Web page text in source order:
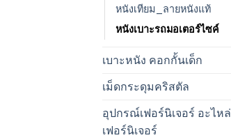
หนังเทียม_ลายหนังแท้
หนังเบาะรถมอเตอร์ไซค์
เบาะหนัง คอกกั้นเด็ก
เม็ดกระดุมคริสตัล
อุปกรณ์เฟอร์นิเจอร์ อะไหล่
เฟอร์นิเจอร์